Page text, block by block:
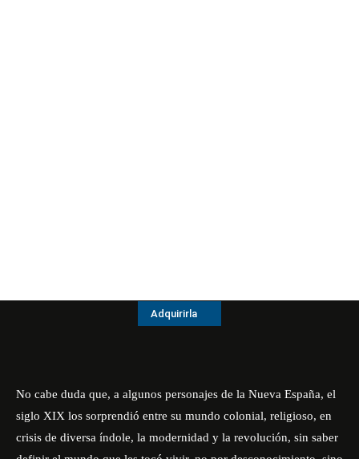
Adquirirla
No cabe duda que, a algunos personajes de la Nueva España, el
siglo XIX los sorprendió entre su mundo colonial, religioso, en
crisis de diversa índole, la modernidad y la revolución, sin saber